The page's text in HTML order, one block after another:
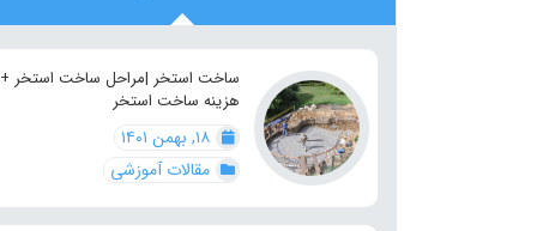
ساخت استخر |مراحل ساخت استخر +
هزینه ساخت استخر
مقالات آموزشی